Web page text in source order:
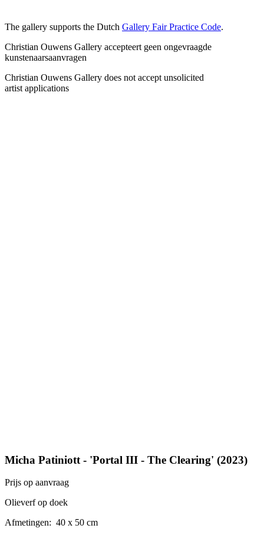
The gallery supports the Dutch Gallery Fair Practice Code.
Christian Ouwens Gallery accepteert geen ongevraagde
kunstenaarsaanvragen
Christian Ouwens Gallery does not accept unsolicited
artist applications
Micha Patiniott - 'Portal III - The Clearing' (2023)
Prijs op aanvraag
Olieverf op doek
Afmetingen: 40 x 50 cm